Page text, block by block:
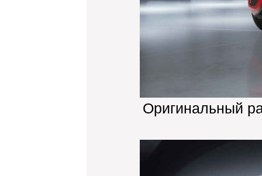
Оригинальный